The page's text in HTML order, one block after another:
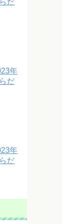
年
だ
年
だ